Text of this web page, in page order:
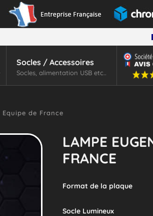
Socles / Accessoires
Socles, alimentation USB etc..
de France
LAMPE
FRANCE
Format de la plaque
Socle Lumineux